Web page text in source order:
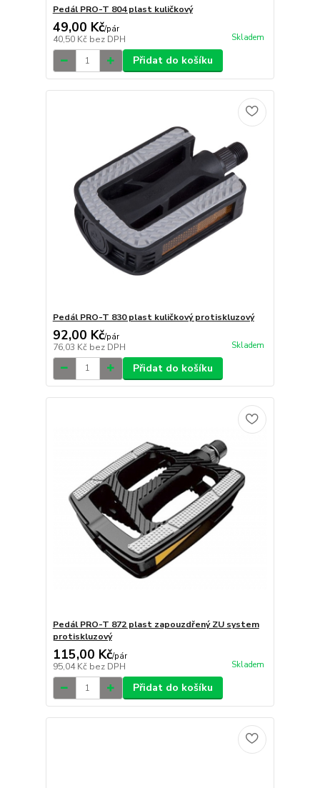
Pedál PRO-T 804 plast kuličkový
49,00 Kč/pár
40,50 Kč bez DPH Skladem
Přidat do košíku
Pedál PRO-T 830 plast kuličkový protiskluzový
92,00 Kč/pár
76,03 Kč bez DPH Skladem
Přidat do košíku
Pedál PRO-T 872 plast zapouzdřený ZU system
protiskluzový
115,00 Kč/pár
95,04 Kč bez DPH Skladem
Přidat do košíku